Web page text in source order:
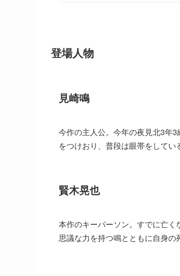
登場人物
見崎鳴
今作の主人公。今年の夜見北3年
をつけおり、普段は眼帯をして
賢木晃也
本作のキーパーソン。すでに亡
思議な力を持つ鳴とともに自身の